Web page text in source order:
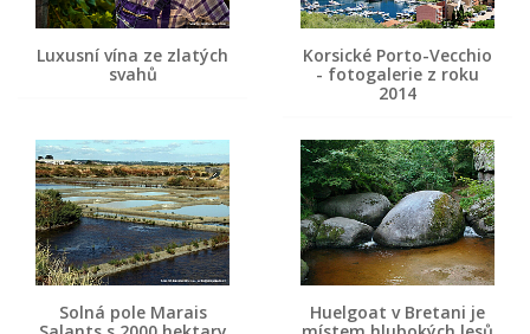
Luxusní vína ze zlatých
svahů
Korsické Porto-Vecchio
- fotogalerie z roku
2014
Solná pole Marais
Huelgoat v Bretani je